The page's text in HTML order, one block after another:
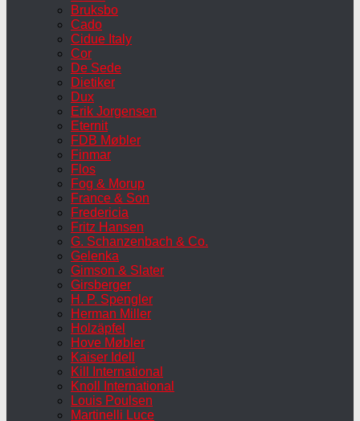
Bruksbo
Cado
Cidue Italy
Cor
De Sede
Dietiker
Dux
Erik Jorgensen
Eternit
FDB Møbler
Finmar
Flos
Fog & Morup
France & Son
Fredericia
Fritz Hansen
G. Schanzenbach & Co.
Gelenka
Gimson & Slater
Girsberger
H. P. Spengler
Herman Miller
Holzäpfel
Hove Møbler
Kaiser Idell
Kill International
Knoll International
Louis Poulsen
Martinelli Luce